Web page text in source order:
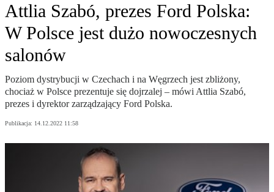
Attlia Szabó, prezes Ford Polska:
W Polsce jest dużo nowoczesnych
salonów
Poziom dystrybucji w Czechach i na Węgrzech jest zbliżony,
chociaż w Polsce prezentuje się dojrzalej – mówi Attlia Szabó,
prezes i dyrektor zarządzający Ford Polska.
Publikacja: 14.12.2022 11:58